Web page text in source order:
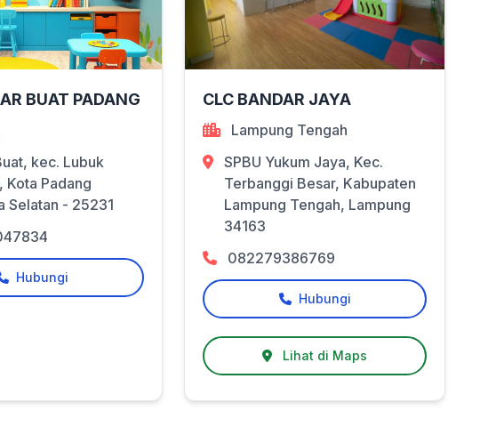
BUAT PADANG
kec. Lubuk
Kota Padang
Selatan - 25231
Hubungi
CLC BANDAR JAYA
Lampung Tengah
SPBU Yukum Jaya, Kec.
Terbanggi Besar, Kabupaten
Lampung Tengah, Lampung
34163
082279386769
Hubungi
Lihat di Maps